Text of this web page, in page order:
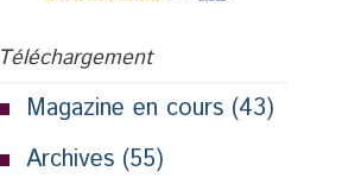
Téléchargement
Magazine en cours (43)
Archives (55)